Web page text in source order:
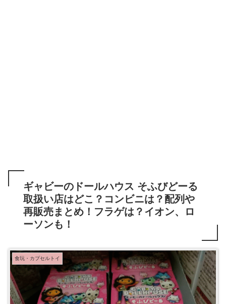
ギャビーのドールハウス そふびどーる
取扱い店はどこ？コンビニは？配列や
再販売まとめ！フラゲは？イオン、ロ
ーソンも！
食玩・カプセルトイ